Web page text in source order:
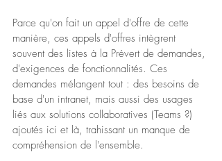
Parce qu'on fait un appel d'offre de cette
manière, ces appels d'offres intègrent
souvent des listes à la Prévert de demandes,
d'exigences de fonctionnalités. Ces
demandes mélangent tout : des besoins de
base d'un intranet, mais aussi des usages
liés aux solutions collaboratives (Teams ?)
ajoutés ici et là, trahissant un manque de
compréhension de l'ensemble.